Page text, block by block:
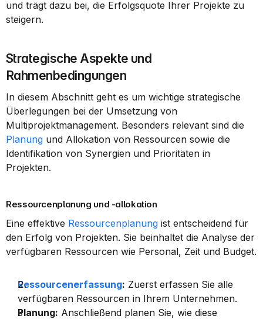
und trägt dazu bei, die Erfolgsquote Ihrer Projekte zu
steigern.
Strategische Aspekte und
Rahmenbedingungen
In diesem Abschnitt geht es um wichtige strategische
Überlegungen bei der Umsetzung von
Planung und Allokation von Ressourcen sowie die
Identifikation von Synergien und Prioritäten in
Projekten.
Ressourcenplanung und -allokation
Eine effektive Ressourcenplanung ist entscheidend für
den Erfolg von Projekten. Sie beinhaltet die Analyse der
verfügbaren Ressourcen wie Personal, Zeit und Budget.
Ressourcenerfassung: Zuerst erfassen Sie alle
verfügbaren Ressourcen in Ihrem Unternehmen.
Planung: Anschließend planen Sie, wie diese